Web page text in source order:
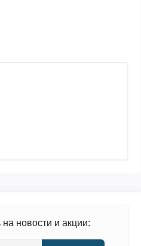
новости и акции: